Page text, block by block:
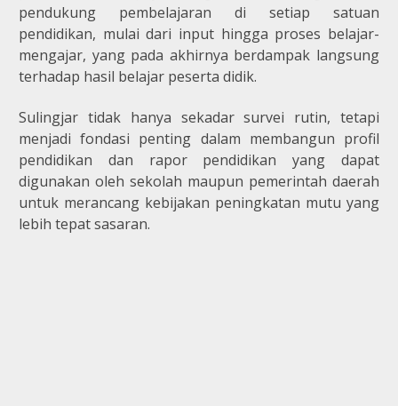
pendukung pembelajaran di setiap satuan
pendidikan, mulai dari input hingga proses belajar-
mengajar, yang pada akhirnya berdampak langsung
terhadap hasil belajar peserta didik.
Sulingjar tidak hanya sekadar survei rutin, tetapi
menjadi fondasi penting dalam membangun profil
pendidikan dan rapor pendidikan yang dapat
digunakan oleh sekolah maupun pemerintah daerah
untuk merancang kebijakan peningkatan mutu yang
lebih tepat sasaran.